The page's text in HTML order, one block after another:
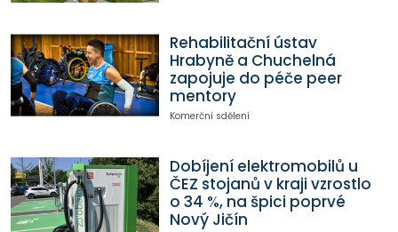
Rehabilitační ústav
Hrabyně a Chuchelná
zapojuje do péče peer
mentory
Komerční sdělení
Dobíjení elektromobilů u
ČEZ stojanů v kraji vzrostlo
o 34 %, na špici poprvé
Nový Jičín